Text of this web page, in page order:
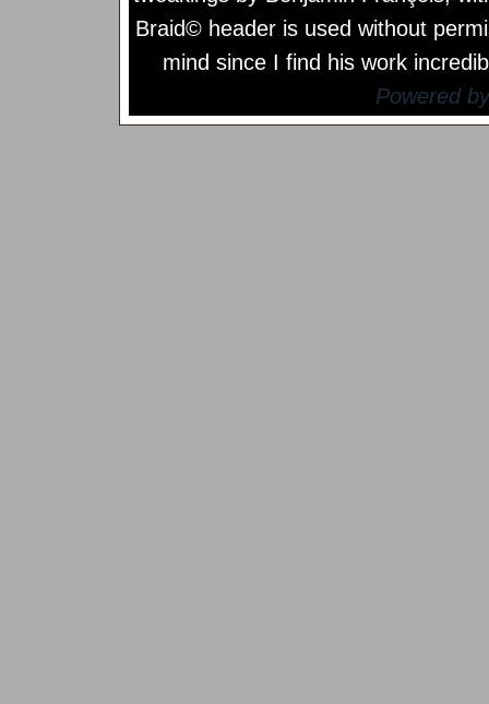
Braid© header is used without
mind since I find his work
Powered